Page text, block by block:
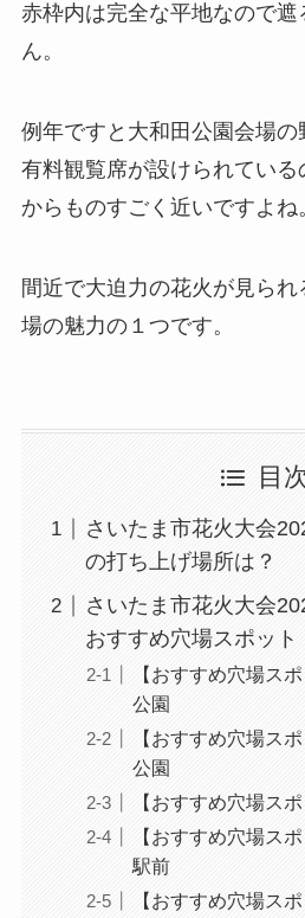
赤枠内は完全な平地なので
ん。
例年ですと大和田公園会場の
有料観覧席が設けられてい
からものすごく近いですよね
間近で大迫力の花火が見ら
場の魅力の１つです。
目
さいたま市花火大会
の打ち上げ場所は？
さいたま市花火大会
おすすめ穴場スポット
【おすすめ穴場
公園
【おすすめ穴場
公園
【おすすめ穴場
【おすすめ穴場
駅前
【おすすめ穴場